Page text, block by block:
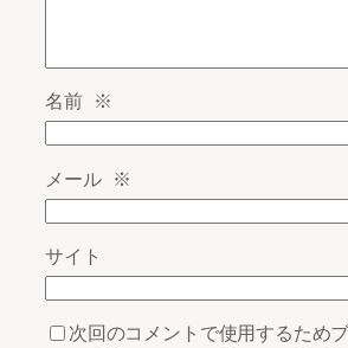
名前 ※
メール ※
サイト
次回のコメントで使用するため